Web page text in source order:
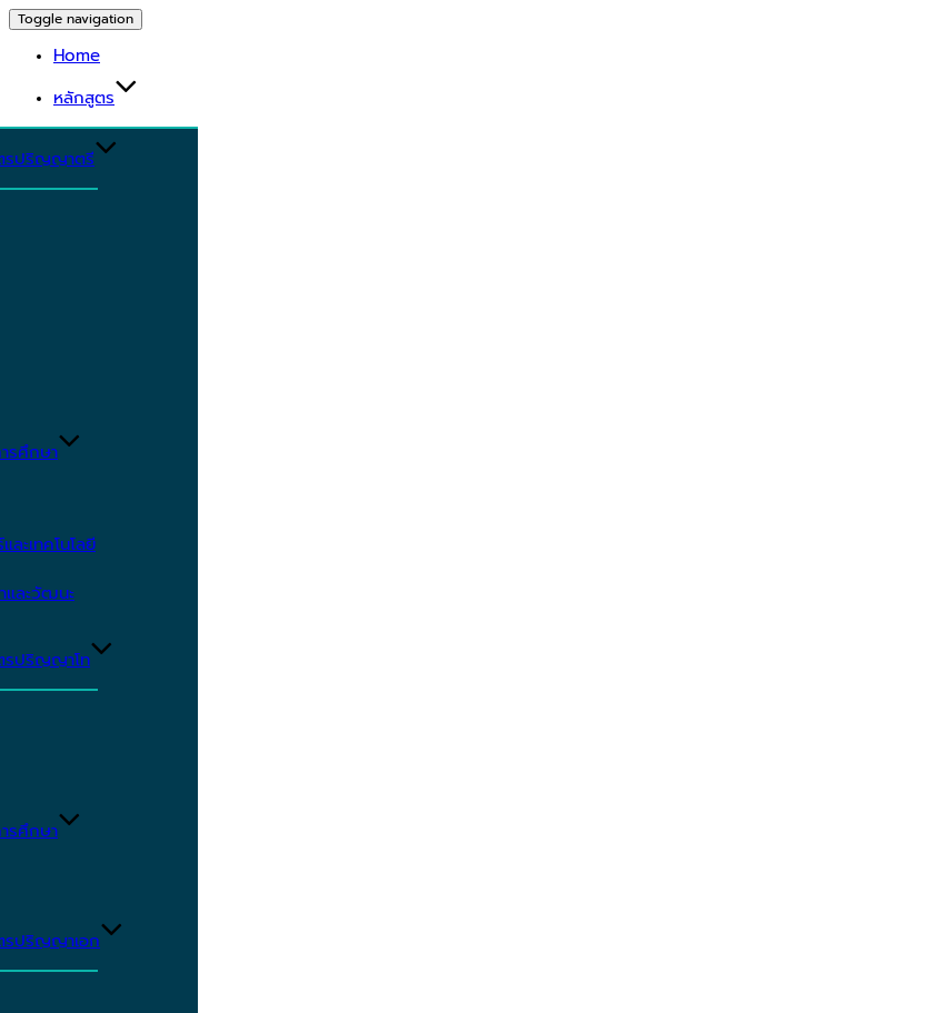
Toggle navigation
Home
หลักสูตร
รปริญญาตรี
รศึกษา
ะเทคโนโลยี
และวัฒนะ
รปริญญาโท
รศึกษา
รปริญญาเอก